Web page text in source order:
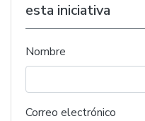
esta iniciativa
Nombre
Correo electrónico